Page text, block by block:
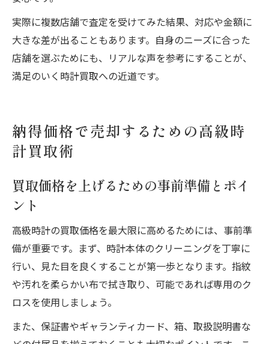
実際に複数店舗で査定を受けてみた結果、対応や金額に
大きな差が出ることもあります。自身のニーズに合った
店舗を選ぶためにも、リアルな声を参考にすることが、
満足のいく時計買取への近道です。
納得価格で売却するための高級時
計買取術
買取価格を上げるための事前準備とポイ
ント
高級時計の買取価格を最大限に高めるためには、事前準
備が重要です。まず、時計本体のクリーニングを丁寧に
行い、見た目を良くすることが第一歩となります。指紋
や汚れを柔らかい布で拭き取り、可能であれば専用のク
ロスを使用しましょう。
また、保証書やギャランティカード、箱、取扱説明書な